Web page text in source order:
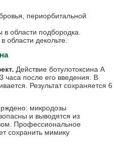
периорбитальной
области подбородка.
декольте.
Действие ботулотоксина А
часа после его введения. В
Результат сохраняется 6
микродозы
и выводятся из
Профессиональное
сохранить мимику